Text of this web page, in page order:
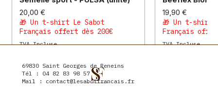
Prix
20,00 €
🎁 Un t-shirt Le Sabot
Français offert dès 200€
TVA Incluse
Prix
19,90 €
🎁 Un t-shirt
Français
TVA Incluse
Orthopédie poulain
Terrain dur
Orthopédie
Terrain souple
Orthopédie
69830 Saint Georges de Reneins
Tél : 04 82 83 98 57
Mail : contact@lesabotfrancais.fr